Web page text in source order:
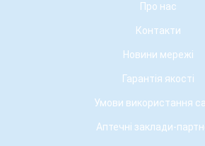
Про нас
Контакти
Новини мережі
Гарантія якості
Умови використання
Аптечні заклади-